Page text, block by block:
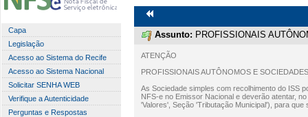
Capa
Legislação
Acesso ao Sistema do Recife
Acesso ao Sistema Nacional
Solicitar SENHA WEB
Verifique a Autenticidade
Perguntas e Respostas
Assunto: PROFISSIONAIS
ATENÇÃO
PROFISSIONAIS AUTÔNOMOS E
As Sociedade simples com recolhimento do ISS
NFS-e no Emissor Nacional e deverão atentar,
'Valores', Seção 'Tributação Municipal'), para